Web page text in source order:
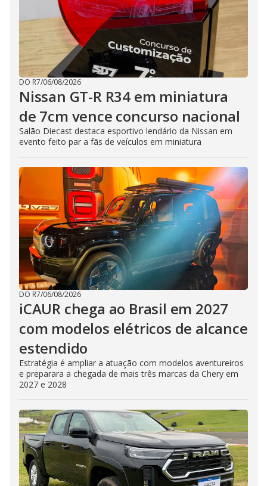
DO R7/06/08/2026
Nissan GT-R R34 em miniatura
de 7cm vence concurso nacional
Salão Diecast destaca esportivo lendário da Nissan em
evento feito par a fãs de veículos em miniatura
DO R7/06/08/2026
iCAUR chega ao Brasil em 2027
com modelos elétricos de alcance
estendido
Estratégia é ampliar a atuação com modelos aventureiros
e preparara a chegada de mais três marcas da Chery em
2027 e 2028